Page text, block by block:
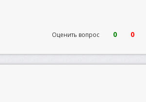
Оценить вопрос 0 0